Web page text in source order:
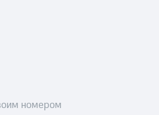
номером